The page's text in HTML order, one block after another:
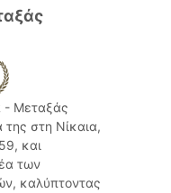
- Μεταξάς
της στη Νίκαια,
και
των
καλύπτοντας